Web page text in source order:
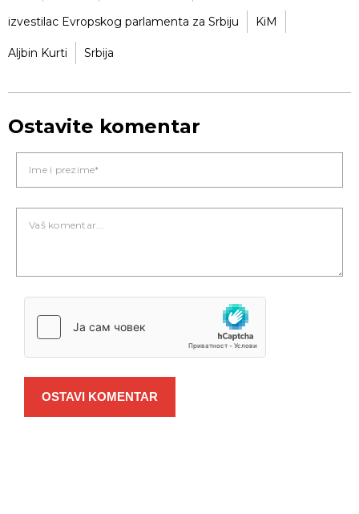
izvestilac Evropskog parlamenta za Srbiju KiM
Aljbin Kurti Srbija
Ostavite komentar
OSTAVI KOMENTAR